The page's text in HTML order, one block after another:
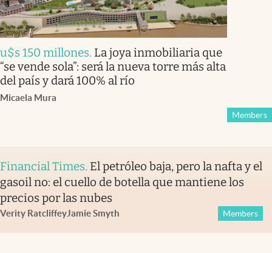
u$s 150 millones. La joya inmobiliaria que
“se vende sola”: será la nueva torre más alta
del país y dará 100% al río
Micaela Mura
Members
Financial Times. El petróleo baja, pero la nafta y el
gasoil no: el cuello de botella que mantiene los
precios por las nubes
Verity RatcliffeyJamie Smyth Members